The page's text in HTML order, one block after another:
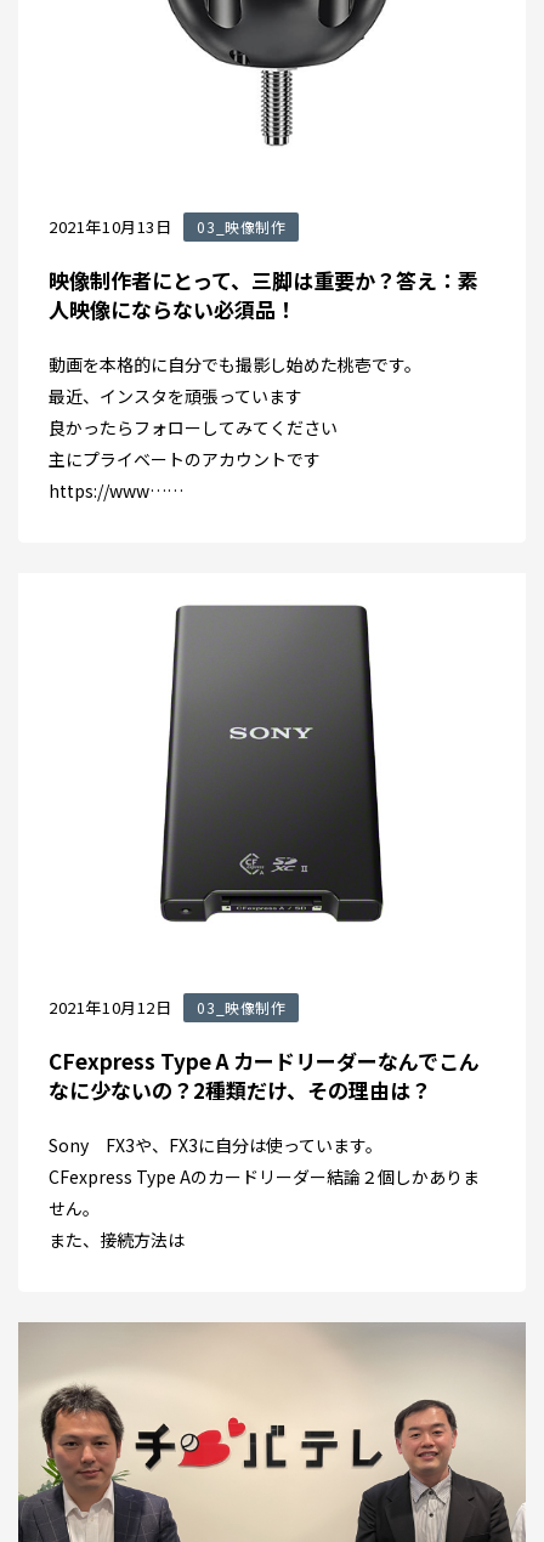
2021年10月13日 03_映像制作
映像制作者にとって、三脚は重要か？答え：素
人映像にならない必須品！
動画を本格的に自分でも撮影し始めた桃壱です。
最近、インスタを頑張っています
良かったらフォローしてみてください
主にプライベートのアカウントです
https://www……
2021年10月12日 03_映像制作
CFexpress Type A カードリーダーなんでこん
なに少ないの？2種類だけ、その理由は？
Sony FX3や、FX3に自分は使っています。
CFexpress Type Aのカードリーダー結論２個しかありま
せん。
また、接続方法は